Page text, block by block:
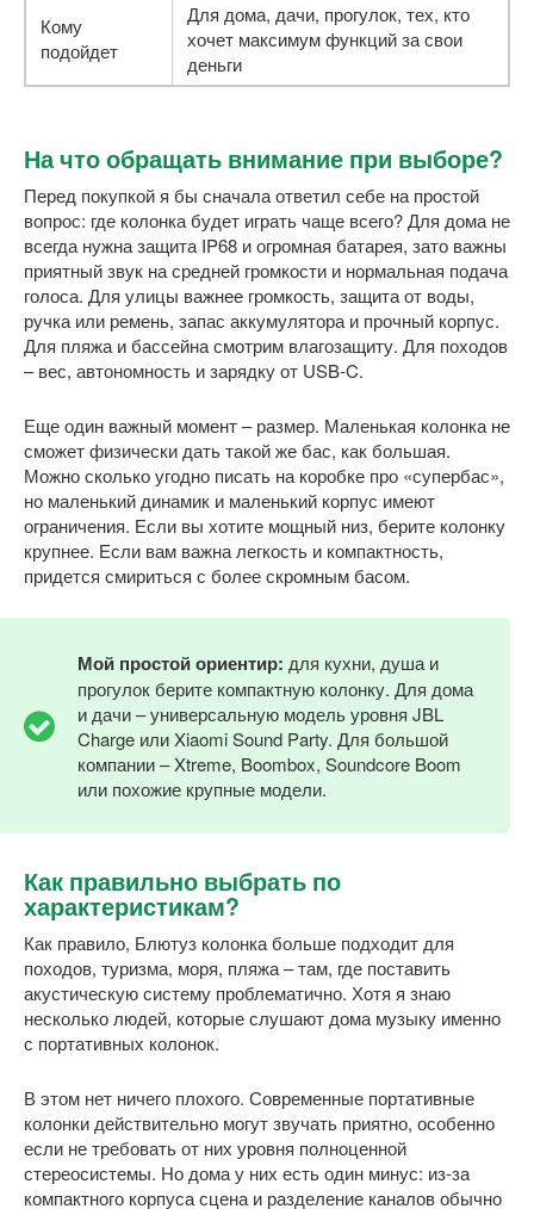
Кому
подойдет
Для дома, дачи, прогулок, тех, кто
хочет максимум функций за свои
деньги
На что обращать внимание при выборе?
Перед покупкой я бы сначала ответил себе на простой
вопрос: где колонка будет играть чаще всего? Для дома не
всегда нужна защита IP68 и огромная батарея, зато важны
приятный звук на средней громкости и нормальная подача
голоса. Для улицы важнее громкость, защита от воды,
ручка или ремень, запас аккумулятора и прочный корпус.
Для пляжа и бассейна смотрим влагозащиту. Для походов
– вес, автономность и зарядку от USB-C.
Еще один важный момент – размер. Маленькая колонка не
сможет физически дать такой же бас, как большая.
Можно сколько угодно писать на коробке про «супербас»,
но маленький динамик и маленький корпус имеют
ограничения. Если вы хотите мощный низ, берите колонку
крупнее. Если вам важна легкость и компактность,
придется смириться с более скромным басом.
Мой простой ориентир: для кухни, душа и
прогулок берите компактную колонку. Для дома
и дачи – универсальную модель уровня JBL
Charge или Xiaomi Sound Party. Для большой
компании – Xtreme, Boombox, Soundcore Boom
или похожие крупные модели.
Как правильно выбрать по
характеристикам?
Как правило, Блютуз колонка больше подходит для
походов, туризма, моря, пляжа – там, где поставить
акустическую систему проблематично. Хотя я знаю
несколько людей, которые слушают дома музыку именно
с портативных колонок.
В этом нет ничего плохого. Современные портативные
колонки действительно могут звучать приятно, особенно
если не требовать от них уровня полноценной
стереосистемы. Но дома у них есть один минус: из-за
компактного корпуса сцена и разделение каналов обычно